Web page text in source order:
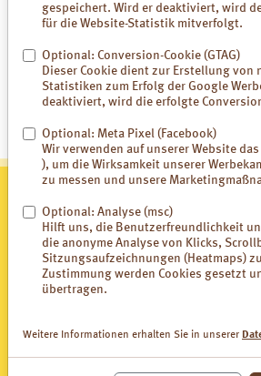
Fon: +49 (0) 6175 – 93 23 0
Fax: +49 (0) 6175 – 93 23 20
Luvos ist Mitglied in der
gespeichert. Wird er deaktiviert, wird
für die Website-Statistik mitverfolgt.
Optional: Conversion-Cookie (GTAG)
Dieser Cookie dient zur Erstellung
Statistiken zum Erfolg der Google
deaktiviert, wird die erfolgte
Optional: Meta Pixel (Facebook)
Wir verwenden auf unserer Website
), um die Wirksamkeit unserer
zu messen und unsere
Optional: Analyse (msc)
Hilft uns, die Benutzerfreundlichkeit
die anonyme Analyse von Klicks,
Sitzungsaufzeichnungen (Heatmaps)
Zustimmung werden Cookies gesetzt
übertragen.
Weitere Informationen erhalten Sie in unserer